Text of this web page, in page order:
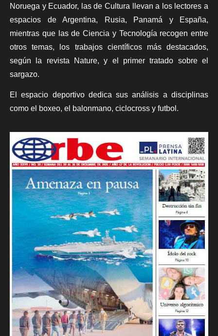
Noruega y Ecuador, las de Cultura llevan a los lectores a
espacios de Argentina, Rusia, Panamá y España,
mientras que las de Ciencia y Tecnología recogen entre
otros temas, los trabajos científicos más destacados,
según la revista Nature, y el primer tratado sobre el
sargazo.
El espacio deportivo dedica sus análisis a disciplinas
como el boxeo, el balonmano, ciclocross y futbol.